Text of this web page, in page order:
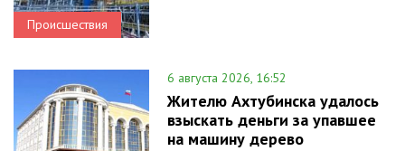
Происшествия
6 августа 2026, 16:52
Жителю Ахтубинска удалось
взыскать деньги за упавшее
на машину дерево